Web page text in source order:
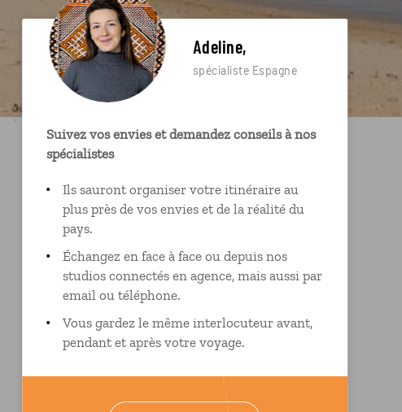
Adeline,
spécialiste Espagne
Suivez vos envies et demandez conseils à nos
spécialistes
Ils sauront organiser votre itinéraire au
plus près de vos envies et de la réalité du
pays.
Échangez en face à face ou depuis nos
studios connectés en agence, mais aussi par
email ou téléphone.
Vous gardez le même interlocuteur avant,
pendant et après votre voyage.